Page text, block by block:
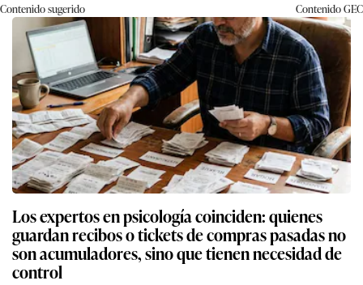
Contenido sugerido ContenidoGEC
Los expertos en psicología coinciden: quienes
guardan recibos o tickets de compras pasadas no
son acumuladores, sino que tienen necesidad de
control